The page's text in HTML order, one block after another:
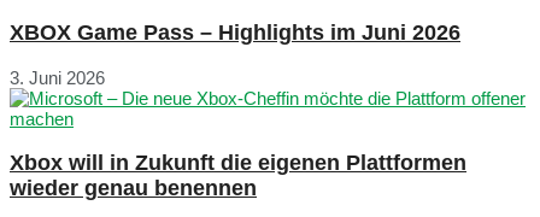
XBOX Game Pass – Highlights im Juni 2026
3. Juni 2026
Xbox will in Zukunft die eigenen Plattformen
wieder genau benennen